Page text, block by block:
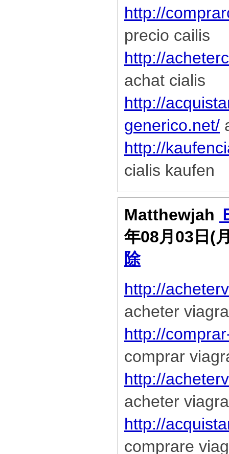
http://
precio cailis
http://
achat cialis
http://
generico.net/
http://
cialis kaufen
Matthewjah
年08月03日(
除
http://
acheter viagra
http://
comprar
http://
acheter viagra
http://
comprare